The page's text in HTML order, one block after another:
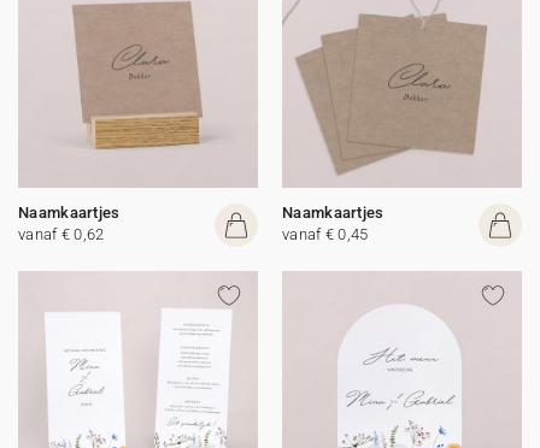
Naamkaartjes
vanaf € 0,62
Naamkaartjes
vanaf € 0,45